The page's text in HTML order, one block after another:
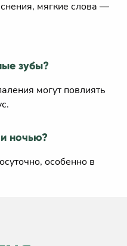
мягкие слова —
зубы?
могут повлиять
ночью?
особенно в